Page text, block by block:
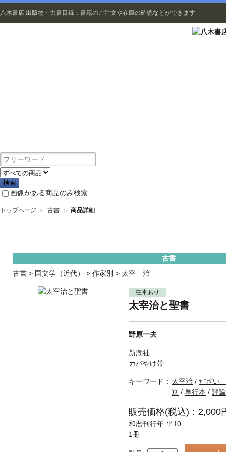
八木書店 出版物・古書目録：書籍のご注文や在庫の確認などができます
画像がある商品のみ検索
トップページ ＞ 古書 ＞ 商品詳細
古書
古書 > 国文学（近代） > 作家別 > 太宰 治
在庫あり
太宰治と聖書
野原一夫
新潮社
カバやけ帯
キーワード： 太宰治 / だざい
別 / 単行本 / 評論
販売価格(税込)：2,000
和暦刊行年:平10
1冊